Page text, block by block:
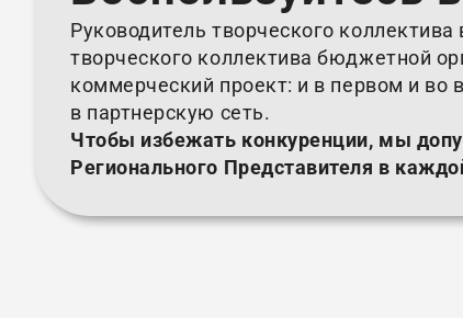
Руководитель творческого
творческого коллектива бюджетной
коммерческий проект: и в первом и во
в партнерскую сеть.
Чтобы избежать конкуренции, мы
Регионального Представителя в